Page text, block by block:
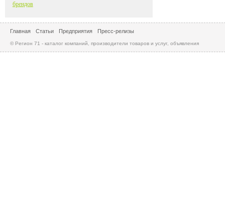
брендов
Главная Статьи Предприятия Пресс-релизы
© Регион 71 - каталог компаний, производители товаров и услуг, объявления